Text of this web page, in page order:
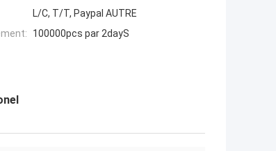
L/C, T/T, Paypal AUTRE
100000pcs par 2dayS